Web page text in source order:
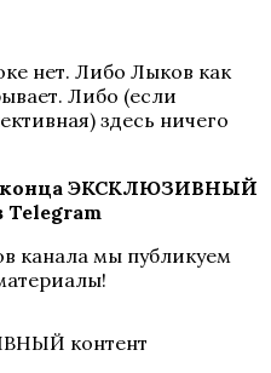
нет. Либо Лыков как
Либо (если
здесь ничего
конца ЭКСКЛЮЗИВНЫЙ
Telegram
канала мы публикуем
контент